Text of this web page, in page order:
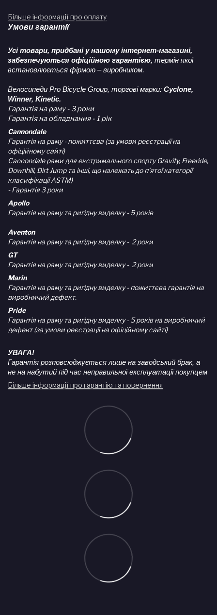
Більше інформації про оплату
Умови гарантії
Усі товари, придбані у нашому інтернет-магазині,
забезпечуються офіційною гарантією, термін якої
встановлюється фірмою – виробником.
Велосипеди Pro Bicycle Group, торгові марки: Cyclone,
Winner, Kinetic.
Гарантія на раму - 3 роки
Гарантія на обладнання - 1 рік
Cannondale
Гарантія на раму - пожиттєва (за умови реєстрації на
офіційному сайті)
Cannondale рами для екстримального спорту Gravity, Freeride,
Downhill, Dirt Jump та інші, що належать до п'ятої категорії
класифікації ASTM)
- Гарантія 3 роки
Apollo
Гарантія на раму та ригідну виделку - 5 років
Aventon
Гарантія на раму та ригідну виделку - 2 роки
GT
Гарантія на раму та ригідну виделку - 2 роки
Marin
Гарантія на раму та ригідну виделку - пожиттєва гарантія на
виробничий дефект.
Pride
Гарантія на раму та ригідну виделку - 5 років на виробничий
дефект (за умови реєстрації на офіційному сайті)
УВАГА!
Гарантія розповсюджується лише на заводський брак, а
не на набутий під час неправильної експлуатації покупцем
Більше інформації про гарантію та повернення